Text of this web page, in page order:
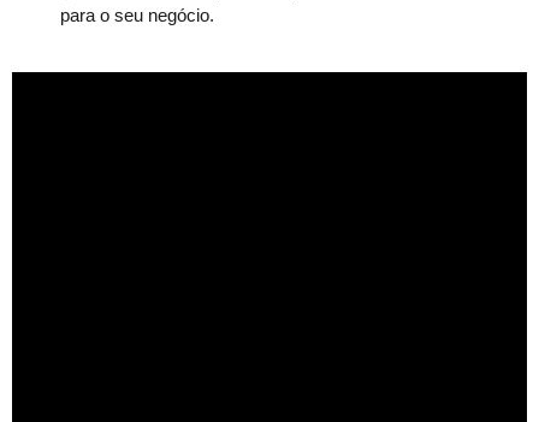
para o seu negócio.